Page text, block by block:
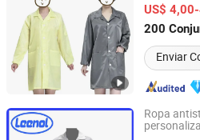
US$
200
Enviar
Jiangsu, China
Ropa
Shanghai Leenol Industrial Co.,